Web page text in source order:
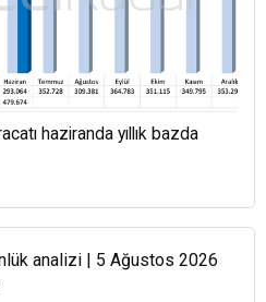
haziranda yıllık bazda
analizi | 5 Ağustos 2026